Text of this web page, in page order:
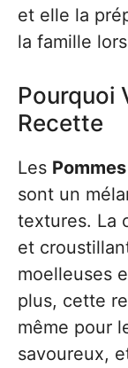
et elle la
la famille
Pourquoi
Recette
Les
sont un
textures. La
et
moelleuses
plus, cette
même pour
savoureux,